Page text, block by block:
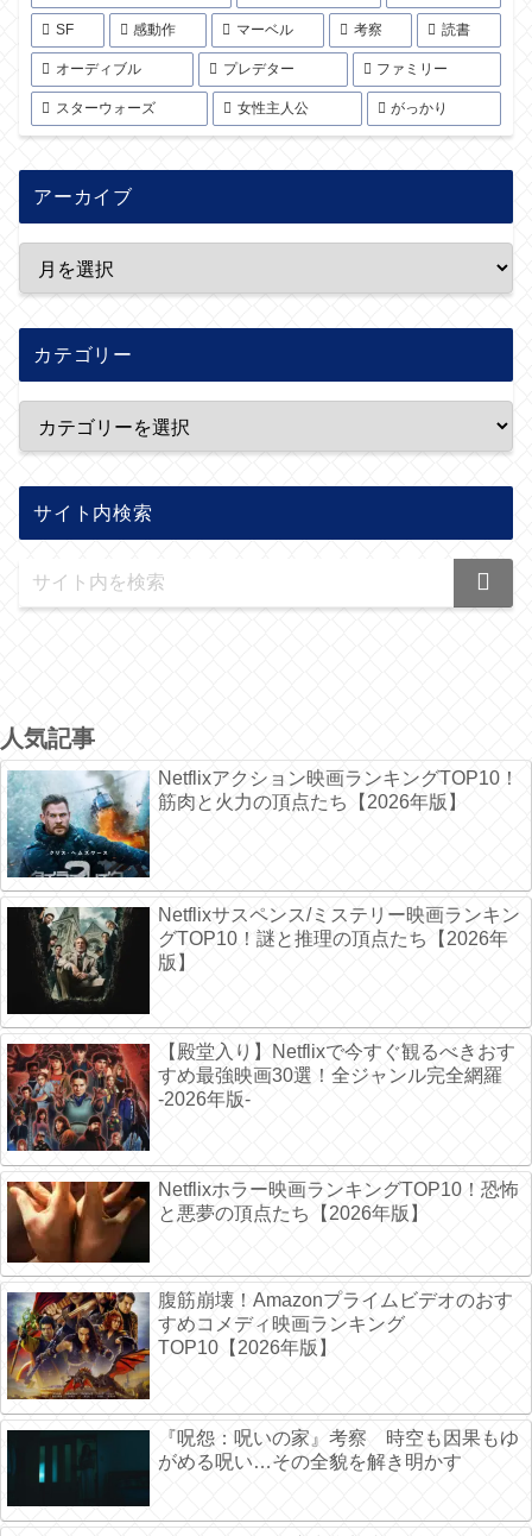
SF 感動作 マーベル 考察 読書
オーディブル プレデター ファミリー
スターウォーズ 女性主人公 がっかり
アーカイブ
カテゴリー
サイト内検索
人気記事
Netflixアクション映画ランキングTOP10！
筋肉と火力の頂点たち【2026年版】
Netflixサスペンス/ミステリー映画ランキン
グTOP10！謎と推理の頂点たち【2026年
版】
【殿堂入り】Netflixで今すぐ観るべきおす
すめ最強映画30選！全ジャンル完全網羅
-2026年版-
Netflixホラー映画ランキングTOP10！恐怖
と悪夢の頂点たち【2026年版】
腹筋崩壊！Amazonプライムビデオのおす
すめコメディ映画ランキング
TOP10【2026年版】
『呪怨：呪いの家』考察 時空も因果もゆ
がめる呪い…その全貌を解き明かす